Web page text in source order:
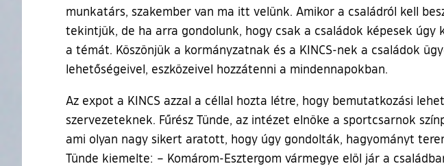
munkatárs, szakember van ma itt velünk. Amikor a családról kell
tekintjük, de ha arra gondolunk, hogy csak a családok képesek
a témát. Köszönjük a kormányzatnak és a KINCS-nek a családok
lehetőségeivel, eszközeivel hozzátenni a mindennapokban.
Az expot a KINCS azzal a céllal hozta létre, hogy bemutatkozási
szervezeteknek. Fűrész Tünde, az intézet elnöke a sportcsarnok
ami olyan nagy sikert aratott, hogy úgy gondolták, hagyományt
Tünde kiemelte: – Komárom-Esztergom vármegye elöl jár a